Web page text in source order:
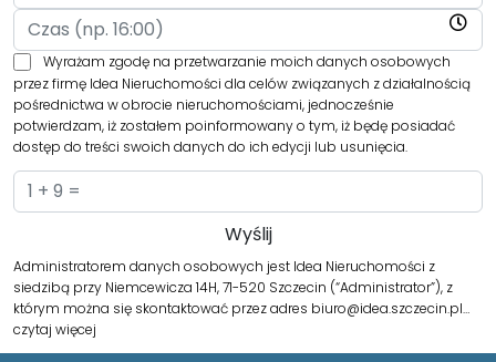
Wyrażam zgodę na przetwarzanie moich danych osobowych
przez firmę Idea Nieruchomości dla celów związanych z działalnością
pośrednictwa w obrocie nieruchomościami, jednocześnie
potwierdzam, iż zostałem poinformowany o tym, iż będę posiadać
dostęp do treści swoich danych do ich edycji lub usunięcia.
Administratorem danych osobowych jest Idea Nieruchomości z
siedzibą przy Niemcewicza 14H, 71-520 Szczecin (“Administrator”), z
którym można się skontaktować przez adres biuro@idea.szczecin.pl…
czytaj więcej